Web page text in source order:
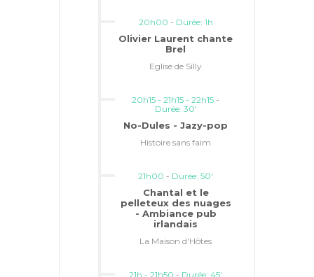
20h00 - Durée: 1h
Olivier Laurent chante
Brel
Eglise de Silly
20h15 - 21h15 - 22h15 -
Durée: 30'
No-Dules - Jazy-pop
Histoire sans faim
21h00 - Durée: 50'
Chantal et le
pelleteux des nuages
- Ambiance pub
irlandais
La Maison d'Hôtes
21h - 21h50 - Durée: 45'